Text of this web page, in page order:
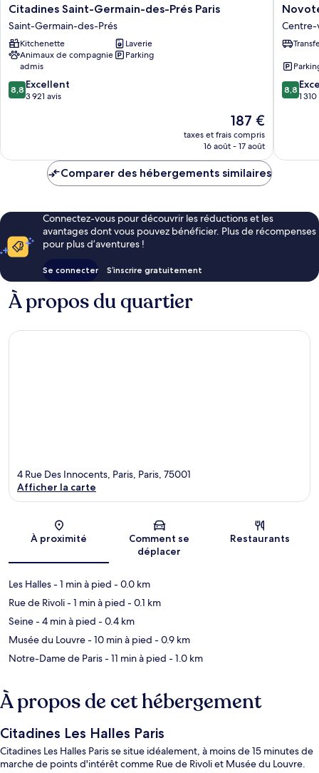
Citadines
Saint-
Germain-
des-
Prés
Paris
Saint-
Germain-
Citadines Saint-Germain-des-Prés Paris
Saint-Germain-des-Prés
Kitchenette
Laverie
Animaux de compagnie
admis
Parking
8.8
sur
8,8 Excellent
3 921 avis
Le
nouveau
prix
de
187 €
taxes et frais compris
16 août - 17 août
Novotel
Paris
Les
Halles
ville
de
Paris
Centre-
8.8
sur
8,8
1
Comparer des hébergements similaires
Connectez-vous pour découvrir les réductions et les
avantages dont vous pouvez bénéficier. Plus de récompenses
pour plus d’aventures !
Se connecter S’inscrire gratuitement
À propos du quartier
Carte
4 Rue Des Innocents, Paris, Paris, 75001
Afficher la carte
À proximité
Comment se
déplacer
Restaurants
Les Halles- 1 min à pied - 0.0 km
Rue de Rivoli- 1 min à pied - 0.1 km
Seine- 4 min à pied - 0.4 km
Musée du Louvre- 10 min à pied - 0.9 km
Notre-Dame de Paris- 11 min à pied - 1.0 km
À propos de cet hébergement
Citadines Les Halles Paris
Citadines Les Halles Paris se situe idéalement, à moins de 15 minutes de
marche de points d'intérêt comme Rue de Rivoli et Musée du Louvre.